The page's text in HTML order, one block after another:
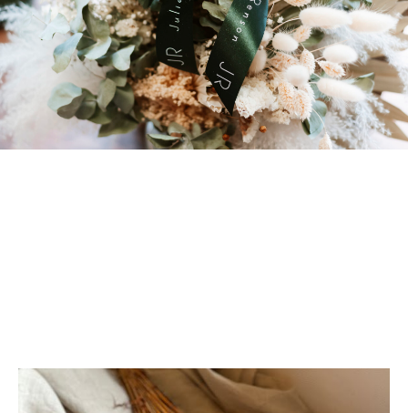
Commandez la création qui racontera votre